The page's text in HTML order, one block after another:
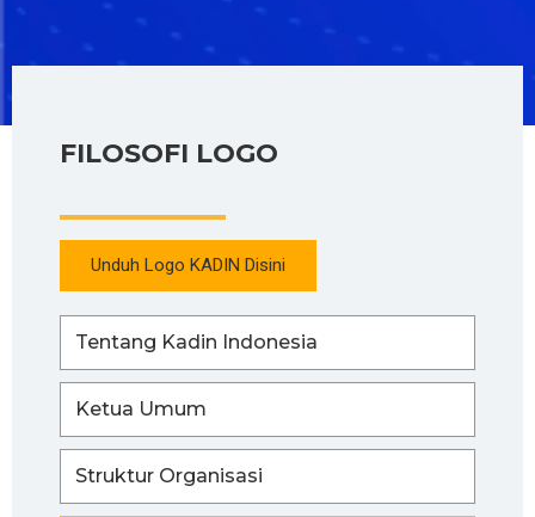
FILOSOFI LOGO
Unduh Logo KADIN Disini
Tentang Kadin Indonesia
Ketua Umum
Struktur Organisasi